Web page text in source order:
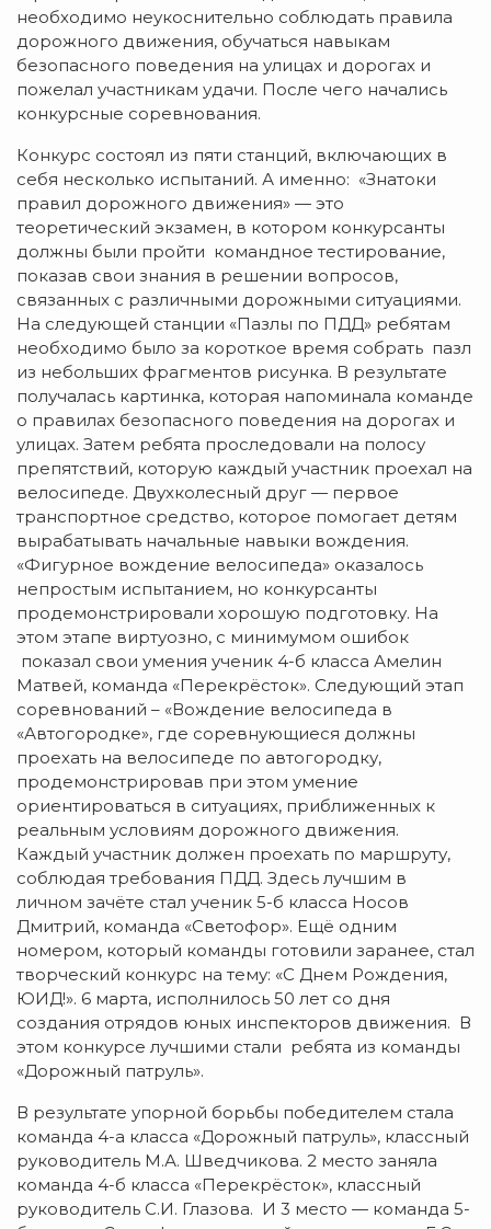
необходимо неукоснительно соблюдать правила
дорожного движения, обучаться навыкам
безопасного поведения на улицах и дорогах и
пожелал участникам удачи. После чего начались
конкурсные соревнования.
Конкурс состоял из пяти станций, включающих в
себя несколько испытаний. А именно: «Знатоки
правил дорожного движения» — это
теоретический экзамен, в котором конкурсанты
должны были пройти командное тестирование,
показав свои знания в решении вопросов,
связанных с различными дорожными ситуациями.
На следующей станции «Пазлы по ПДД» ребятам
необходимо было за короткое время собрать пазл
из небольших фрагментов рисунка. В результате
получалась картинка, которая напоминала команде
о правилах безопасного поведения на дорогах и
улицах. Затем ребята проследовали на полосу
препятствий, которую каждый участник проехал на
велосипеде. Двухколесный друг — первое
транспортное средство, которое помогает детям
вырабатывать начальные навыки вождения.
«Фигурное вождение велосипеда» оказалось
непростым испытанием, но конкурсанты
продемонстрировали хорошую подготовку. На
этом этапе виртуозно, с минимумом ошибок
показал свои умения ученик 4-б класса Амелин
Матвей, команда «Перекрёсток». Следующий этап
соревнований – «Вождение велосипеда в
«Автогородке», где соревнующиеся должны
проехать на велосипеде по автогородку,
продемонстрировав при этом умение
ориентироваться в ситуациях, приближенных к
реальным условиям дорожного движения.
Каждый участник должен проехать по маршруту,
соблюдая требования ПДД. Здесь лучшим в
личном зачёте стал ученик 5-б класса Носов
Дмитрий, команда «Светофор». Ещё одним
номером, который команды готовили заранее, стал
творческий конкурс на тему: «С Днем Рождения,
ЮИД!». 6 марта, исполнилось 50 лет со дня
создания отрядов юных инспекторов движения. В
этом конкурсе лучшими стали ребята из команды
«Дорожный патруль».
В результате упорной борьбы победителем стала
команда 4-а класса «Дорожный патруль», классный
руководитель М.А. Шведчикова. 2 место заняла
команда 4-б класса «Перекрёсток», классный
руководитель С.И. Глазова. И 3 место — команда 5-